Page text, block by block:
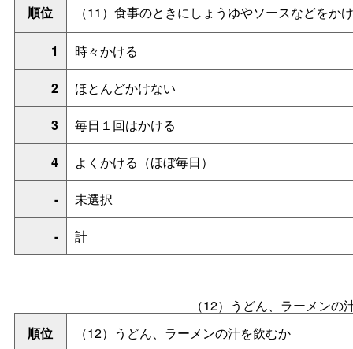
順位
（11）食事のときにしょうゆやソースなどをか
1 時々かける
2 ほとんどかけない
3 毎日１回はかける
4 よくかける（ほぼ毎日）
- 未選択
- 計
（12）うどん、ラーメンの
順位
（12）うどん、ラーメンの汁を飲むか